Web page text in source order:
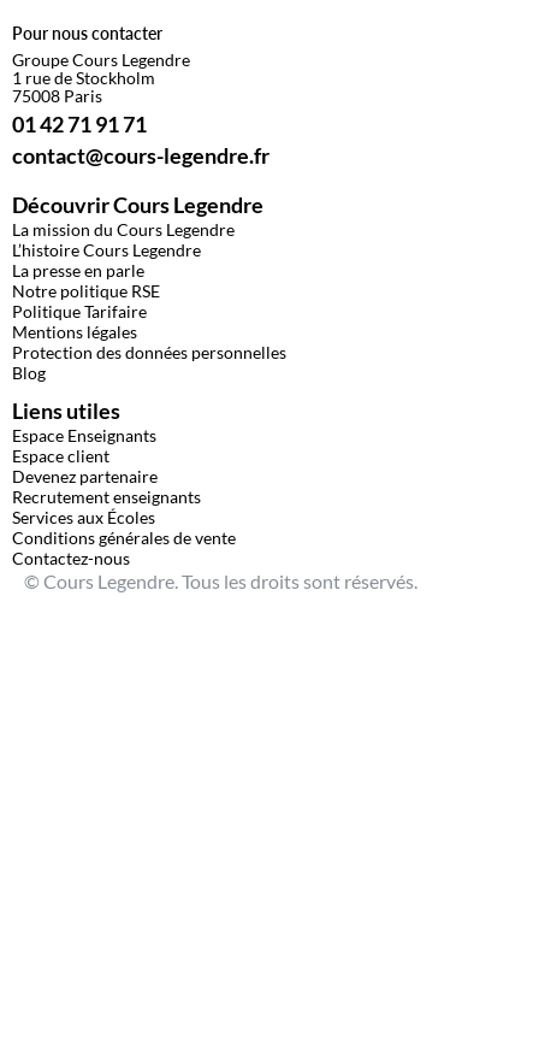
Pour nous contacter
Groupe Cours Legendre
1 rue de Stockholm
75008 Paris
01 42 71 91 71
contact@cours-legendre.fr
Découvrir Cours Legendre
La mission du Cours Legendre
L’histoire Cours Legendre
La presse en parle
Notre politique RSE
Politique Tarifaire
Mentions légales
Protection des données personnelles
Blog
Liens utiles
Espace Enseignants
Espace client
Devenez partenaire
Recrutement enseignants
Services aux Écoles
Conditions générales de vente
Contactez-nous
© Cours Legendre. Tous les droits sont réservés.